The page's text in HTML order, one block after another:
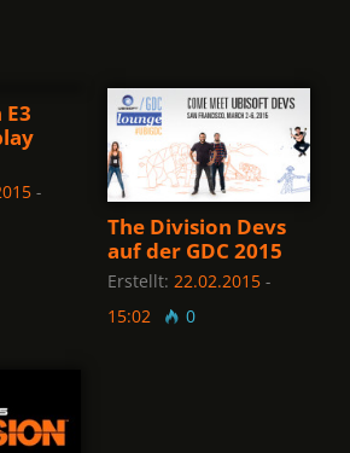
-
The Division Devs
auf der GDC 2015
Erstellt: 22.02.2015 -
15:02
0